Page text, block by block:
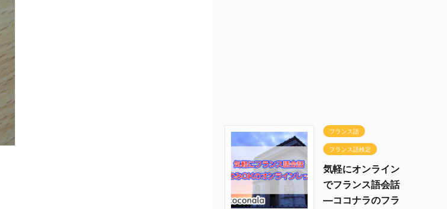
フランス語
フランス語検定
気軽にオンライン
でフランス語会話
―ココナラのフラ